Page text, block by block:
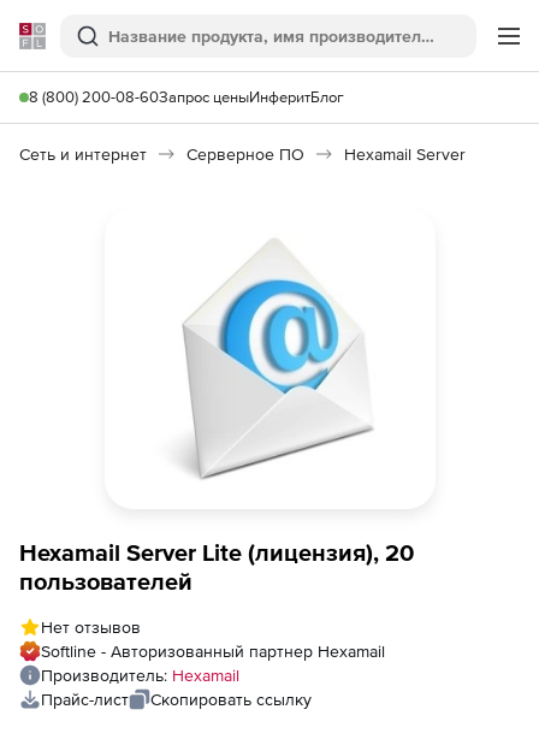
Softline
Поиск
8 (800) 200-08-60Запрос ценыИнферитБлог
Сеть и интернет Серверное ПО Hexamail Server
Hexamail Server Lite (лицензия), 20
пользователей
Нет отзывов
Softline - Авторизованный партнер Hexamail
Производитель: Hexamail
Прайс-лист
Скопировать ссылку